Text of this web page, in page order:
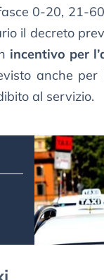
0-20, 21-
il decreto
incentivo per
anche
al servizio.